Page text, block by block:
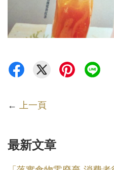
← 上一頁
最新文章